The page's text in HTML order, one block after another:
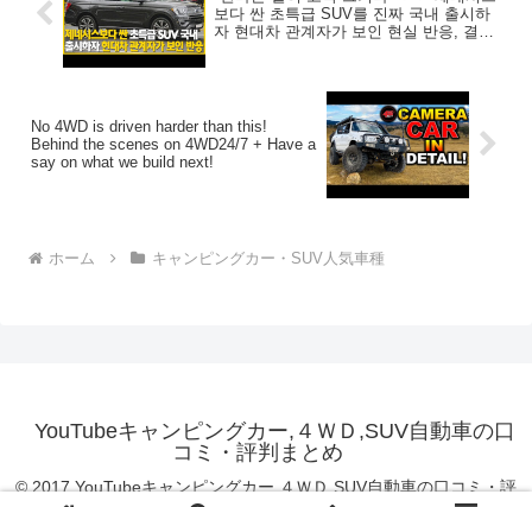
보다 싼 초특급 SUV를 진짜 국내 출시하
자 현대차 관계자가 보인 현실 반응, 결국
No 4WD is driven harder than this!
Behind the scenes on 4WD24/7 + Have a
say on what we build next!
ホーム キャンピングカー・SUV人気車種
YouTubeキャンピングカー,４ＷＤ,SUV自動車の口
コミ・評判まとめ
© 2017 YouTubeキャンピングカー,４ＷＤ,SUV自動車の口コミ・評